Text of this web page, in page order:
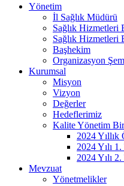
Yönetim
İl Sağlık Müdürü
Sağlık Hizmetleri
Sağlık Hizmetleri
Başhekim
Organizasyon
Kurumsal
Misyon
Vizyon
Değerler
Hedeflerimiz
Kalite Yönetim
2024 Yıllık
2024 Yılı
2024 Yılı
Mevzuat
Yönetmelikler